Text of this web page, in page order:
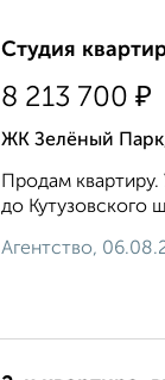
Студия
8 213 700 ₽
ЖК Зелёный Парк,
Продам
до Кутузовского
Агентство,